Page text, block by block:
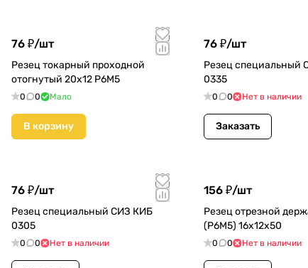
76 ₽/шт
Резец токарный проходной
отогнутый 20х12 Р6М5
0 0 Мало
В корзину
76 ₽/шт
Резец специальный
0335
0 0 Нет в наличии
Заказать
76 ₽/шт
Резец специальный СИЗ КИБ
0305
0 0 Нет в наличии
156 ₽/шт
Резец отрезной
(Р6М5) 16х12х50
0 0 Нет в наличии